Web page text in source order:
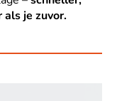
je zuvor.